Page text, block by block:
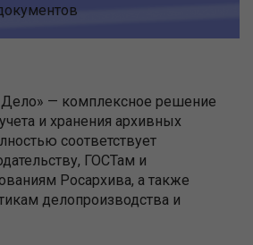
— комплексное решение
и хранения архивных
соответствует
ГОСТам и
Росархива, а также
делопроизводства и